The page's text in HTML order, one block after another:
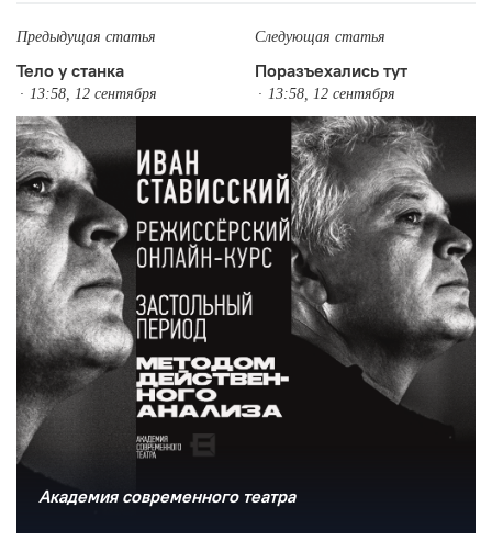
Предыдущая статья
Тело у станка
13:58, 12 сентября
Следующая статья
Поразъехались тут
13:58, 12 сентября
Академия современного театра